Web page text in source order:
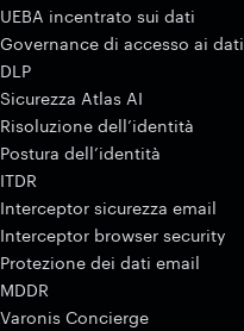
UEBA incentrato sui dati
Governance di accesso ai dati
DLP
Sicurezza Atlas AI
Risoluzione dell’identità
Postura dell’identità
ITDR
Interceptor sicurezza email
Interceptor browser security
Protezione dei dati email
MDDR
Varonis Concierge